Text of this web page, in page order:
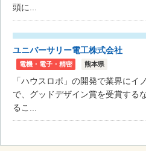
頭に...
ユニバーサリー電工株式会社
電機・電子・精密 熊本県
「ハウスロボ」の開発で業界にイ
で、グッドデザイン賞を受賞する
るこ...